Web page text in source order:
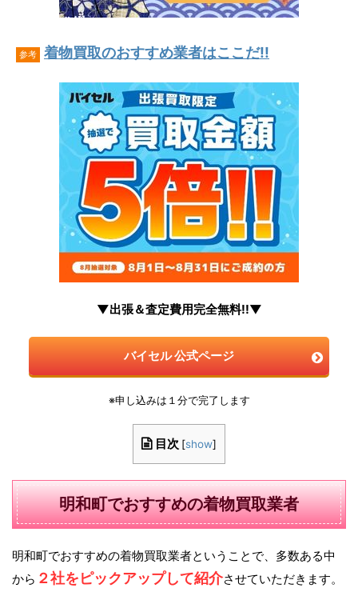
参考 着物買取のおすすめ業者はここだ!!
▼出張＆査定費用完全無料!!▼
バイセル 公式ページ
※申し込みは１分で完了します
目次 [show]
明和町でおすすめの着物買取業者
明和町でおすすめの着物買取業者ということで、多数ある中
から ２社をピックアップして紹介させていただきます。